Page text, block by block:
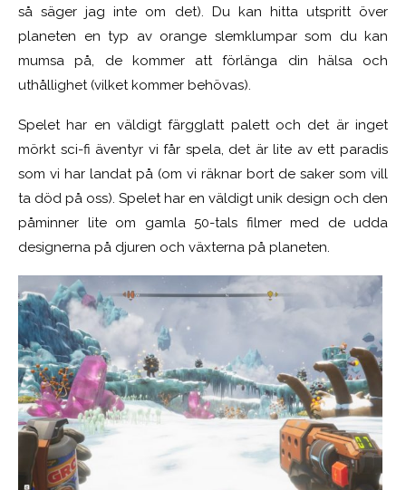
så säger jag inte om det). Du kan hitta utspritt över
planeten en typ av orange slemklumpar som du kan
mumsa på, de kommer att förlänga din hälsa och
uthållighet (vilket kommer behövas).
Spelet har en väldigt färgglatt palett och det är inget
mörkt sci-fi äventyr vi får spela, det är lite av ett paradis
som vi har landat på (om vi räknar bort de saker som vill
ta död på oss). Spelet har en väldigt unik design och den
påminner lite om gamla 50-tals filmer med de udda
designerna på djuren och växterna på planeten.